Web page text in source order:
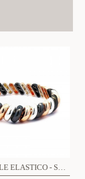
BRACCIALE ELASTICO - SW7830656F6